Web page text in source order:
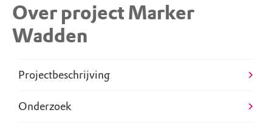
Over project Marker
Wadden
Projectbeschrijving
Onderzoek